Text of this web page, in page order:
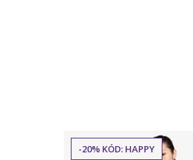
-20% KÓD: HAPPY